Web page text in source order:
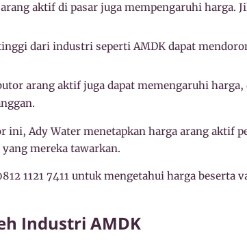
aktif di pasar juga mempengaruhi harga.
dari industri seperti AMDK dapat
arang aktif juga dapat memengaruhi harga,
Ady Water menetapkan harga arang aktif
mereka tawarkan.
1121 7411 untuk mengetahui harga beserta
Industri AMDK